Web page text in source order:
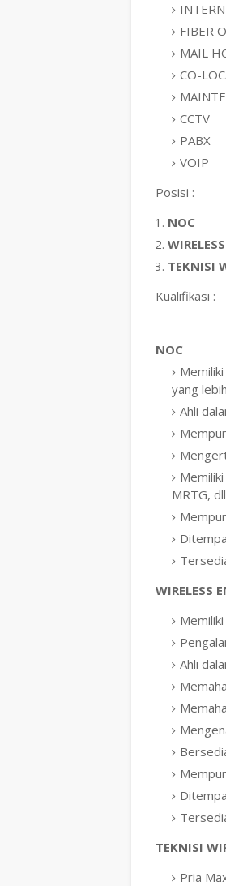
FIBER
MAIL
CO-
CCTV
PABX
VOIP
Posisi :
NOC
TEKNISI
Kualifikasi :
NOC
yang
Ahli
MRTG,
WIRELESS
Ahli
TEKNISI
Pria